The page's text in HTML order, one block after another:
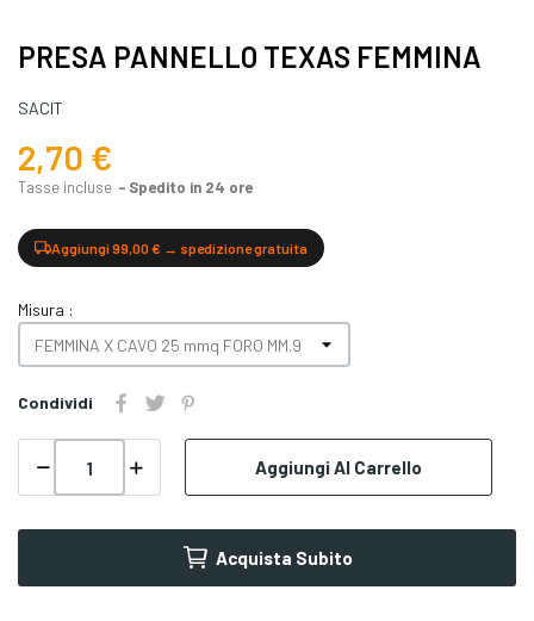
PRESA PANNELLO TEXAS FEMMINA
SACIT
2,70 €
Tasse incluse Spedito in 24 ore
Aggiungi 99,00 € → spedizione gratuita
Misura :
Condividi
Aggiungi Al Carrello
Acquista Subito